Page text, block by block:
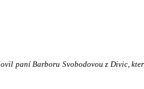
paní Barboru Svobodovou z Divic,